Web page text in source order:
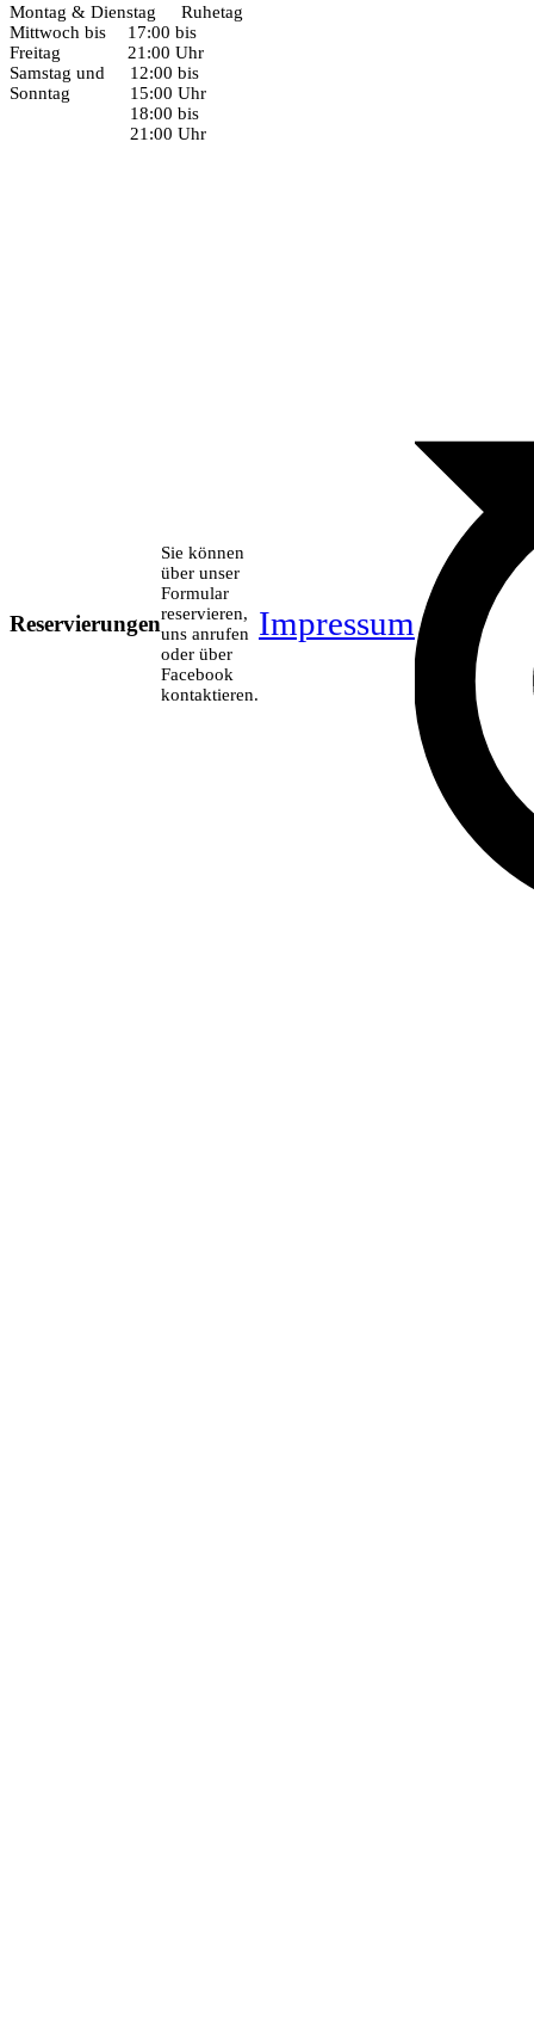
Montag & Dienstag
Ruhetag
Mittwoch bis
Freitag
17:00 bis
21:00 Uhr
Samstag und
Sonntag
12:00 bis
15:00 Uhr
18:00 bis
21:00 Uhr
Reservierungen
Sie können
über unser
Formular
reservieren,
uns anrufen
oder über
Facebook
kontaktieren.
Impressum